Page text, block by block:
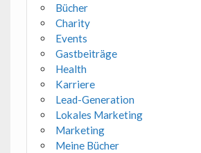
Bücher
Charity
Events
Gastbeiträge
Health
Karriere
Lead-Generation
Lokales Marketing
Marketing
Meine Bücher